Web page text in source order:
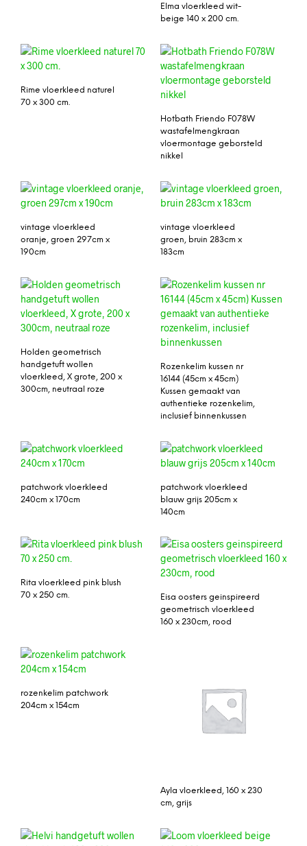
Elma vloerkleed wit-
beige 140 x 200 cm.
Rime vloerkleed naturel
70 x 300 cm.
Hotbath Friendo F078W
wastafelmengkraan
vloermontage geborsteld
nikkel
vintage vloerkleed
oranje, groen 297cm x
190cm
vintage vloerkleed
groen, bruin 283cm x
183cm
Holden geometrisch
handgetuft wollen
vloerkleed, X grote, 200 x
300cm, neutraal roze
Rozenkelim kussen nr
16144 (45cm x 45cm)
Kussen gemaakt van
authentieke rozenkelim,
inclusief binnenkussen
patchwork vloerkleed
240cm x 170cm
patchwork vloerkleed
blauw grijs 205cm x
140cm
Rita vloerkleed pink blush
70 x 250 cm.
Eisa oosters geinspireerd
geometrisch vloerkleed
160 x 230cm, rood
rozenkelim patchwork
204cm x 154cm
Ayla vloerkleed, 160 x 230
cm, grijs